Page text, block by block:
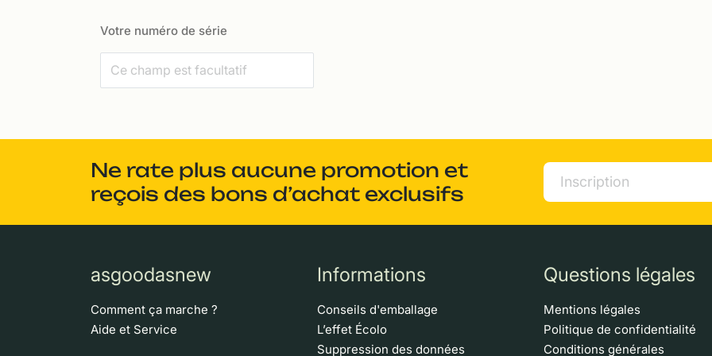
Votre numéro de série
Ne rate plus aucune promotion et
reçois des bons d’achat exclusifs
asgoodasnew
Comment ça marche ?
Aide et Service
Informations
Conseils d'emballage
L’effet Écolo
Suppression des données
Questions légales
Mentions légales
Politique de confidentialité
Conditions générales